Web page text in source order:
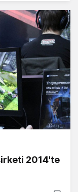
2014'te